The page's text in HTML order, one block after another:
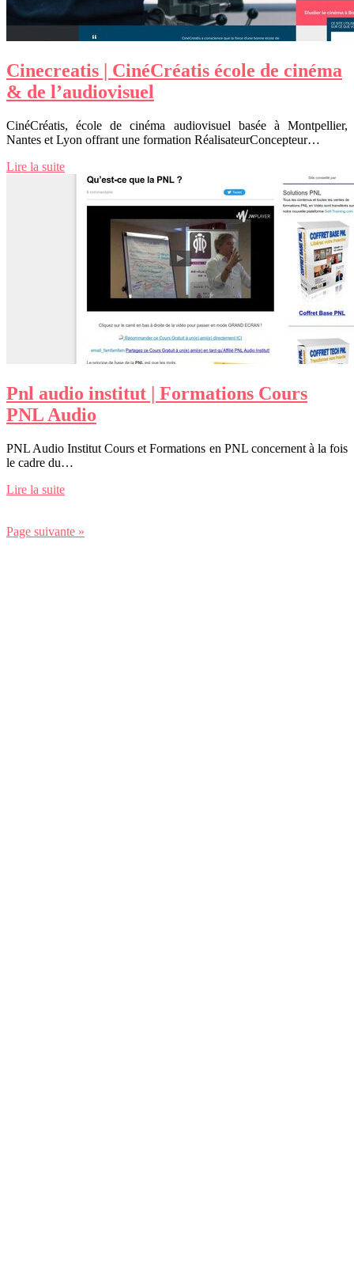
Cinecreatis | CinéCréatis école de cinéma
& de l’audiovisuel
CinéCréatis, école de cinéma audiovisuel basée à Montpellier,
Nantes et Lyon offrant une formation RéalisateurConcepteur…
Lire la suite
Pnl audio institut | Formations Cours
PNL Audio
PNL Audio Institut Cours et Formations en PNL concernent à la fois
le cadre du…
Lire la suite
Page suivante »